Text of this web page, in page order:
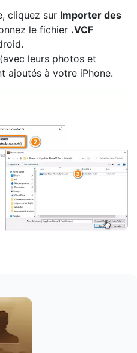
cliquez sur Importer des
le fichier .VCF
leurs photos et
ajoutés à votre iPhone.